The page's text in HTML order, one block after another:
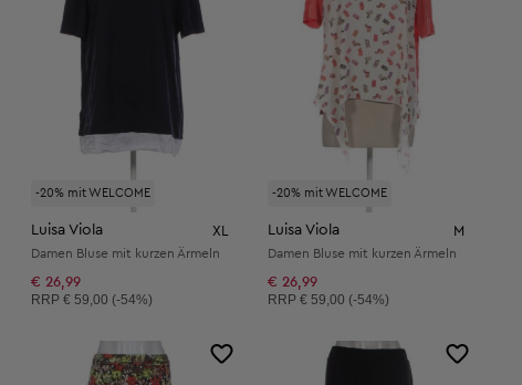
-20% mit WELCOME
Luisa Viola XL
Damen Bluse mit kurzen Ärmeln
€ 26,99
Unverbindliche Preisempfehlung:
RRP€ 59,00 (-54%)
-20% mit WELCOME
Luisa Viola M
Damen Bluse mit kurzen Ärmeln
€ 26,99
Unverbindliche Preisempfehlung:
RRP € 59,00 (-54%)